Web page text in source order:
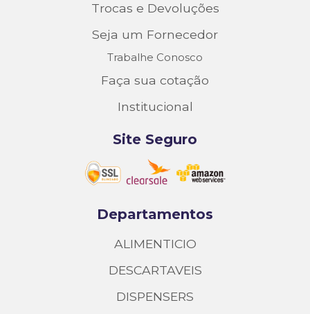
Trocas e Devoluções
Seja um Fornecedor
Trabalhe Conosco
Faça sua cotação
Institucional
Site Seguro
Departamentos
ALIMENTICIO
DESCARTAVEIS
DISPENSERS